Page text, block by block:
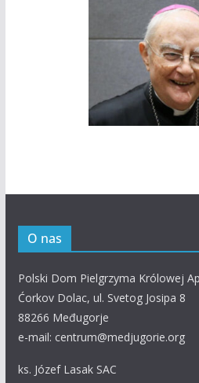
O nas
Polski Dom Pielgrzyma Królowej
Ćorkov Dolac, ul. Svetog Josipa 8
88266 Međugorje
e-mail: centrum@medjugorie.org
ks. Józef Lasak SAC